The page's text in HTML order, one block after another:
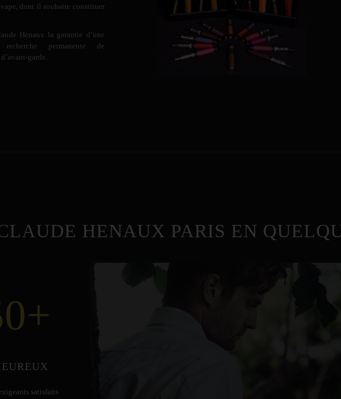
dont il souhaite constituer
Henaux la garantie d’une
permanente de
garde.
HENAUX PARIS EN
+
satisfaits